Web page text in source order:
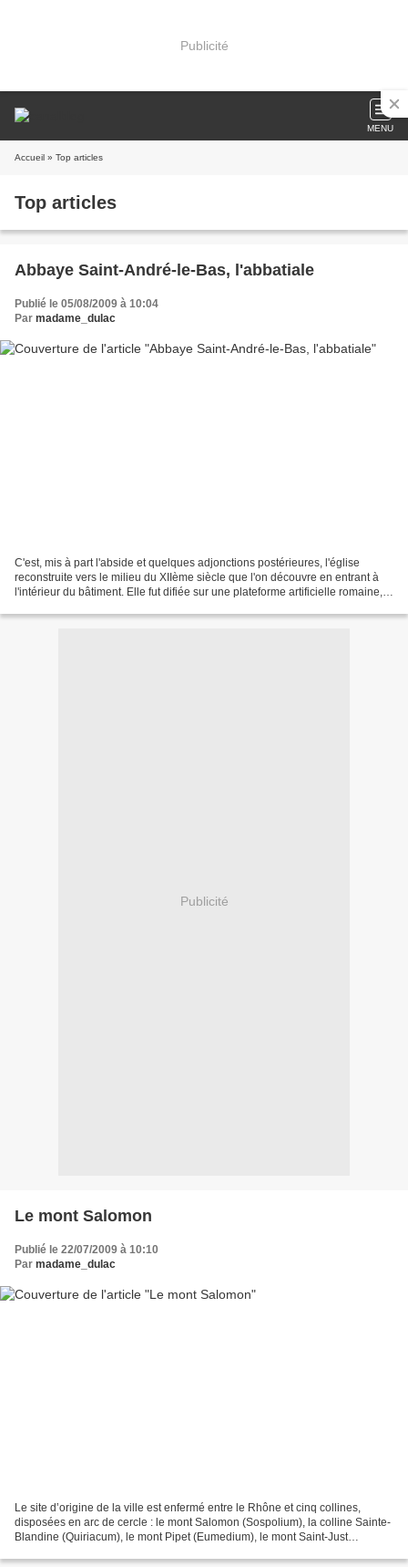
Publicité
MENU
Accueil » Top articles
Top articles
Abbaye Saint-André-le-Bas, l'abbatiale
Publié le 05/08/2009 à 10:04
Par madame_dulac
C'est, mis à part l'abside et quelques adjonctions postérieures, l'église
reconstruite vers le milieu du XIIème siècle que l'on découvre en entrant à
l'intérieur du bâtiment. Elle fut difiée sur une plateforme artificielle romaine,
Publicité
Le mont Salomon
Publié le 22/07/2009 à 10:10
Par madame_dulac
Le site d’origine de la ville est enfermé entre le Rhône et cinq collines,
disposées en arc de cercle : le mont Salomon (Sospolium), la colline Sainte-
Blandine (Quiriacum), le mont Pipet (Eumedium), le mont Saint-Just